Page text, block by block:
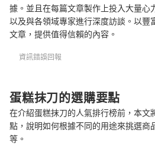
Q：做蛋糕還需要哪些烘焙用品？
據。並且在每篇文章製作上投入大量心
以及與各領域專家進行深度訪談。以豐
文章，提供值得信賴的內容。
資訊錯誤回報
蛋糕抹刀的選購要點
在介紹蛋糕抹刀的人氣排行榜前，本文
點，說明如何根據不同的用途來挑選商
等。